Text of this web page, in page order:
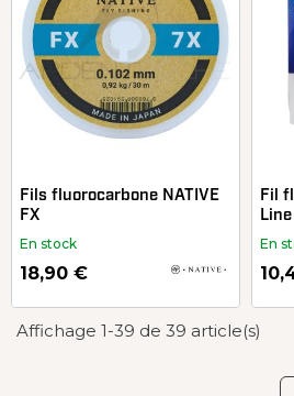
Fils fluorocarbone NATIVE
FX
En stock
18,90 €
Fil
En
Affichage 1-39 de 39 article(s)